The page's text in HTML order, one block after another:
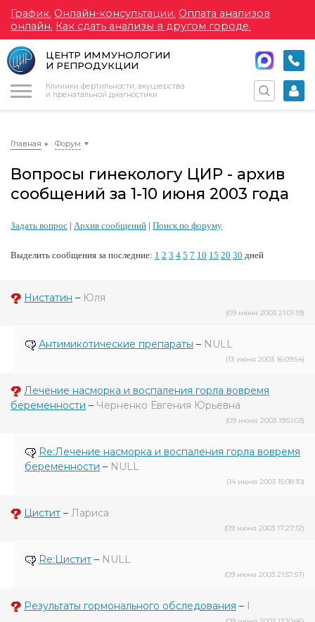
График. Онлайн-консультации. Оплата анализов
онлайн. Как сдать анализы в другом городе.
ЦЕНТР ИММУНОЛОГИИ
И РЕПРОДУКЦИИ
Клиники фертильности, акушерства
и пренатальной диагностики
Главная Форум
Вопросы гинекологу ЦИР - архив
сообщений за 1-10 июня 2003 года
Задать вопрос | Архив сообщений | Поиск по форуму
Выделить сообщения за последние: 1 2 3 4 5 7 10 15 20 30 дней
Нистатин – Юля
(09 июня 2003 21:01:19)
Антимикотические препараты – NULL
(13 июня 2003 16:09:54)
Лечение насморка и воспаления горла вовремя
беременности – Черненко Евгения Юрьевна
(09 июня 2003 19:51:03)
Re:Лечение насморка и воспаления горла вовремя
беременности – NULL
(14 июня 2003 15:08:10)
Цистит – Лариса
(09 июня 2003 17:27:12)
Re:Цистит – NULL
(09 июня 2003 21:57:57)
Результаты гормонального обследования – I